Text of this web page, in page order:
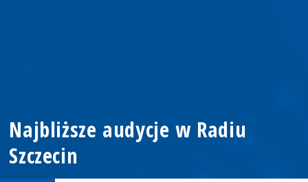
Najbliższe audycje w Radiu
Szczecin